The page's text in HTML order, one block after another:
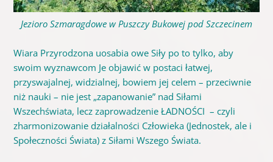
Jezioro Szmaragdowe w Puszczy Bukowej pod Szczecinem
Wiara Przyrodzona uosabia owe Siły po to tylko, aby
swoim wyznawcom Je objawić w postaci łatwej,
przyswajalnej, widzialnej, bowiem jej celem – przeciwnie
niż nauki – nie jest „zapanowanie” nad Siłami
Wszechświata, lecz zaprowadzenie ŁADNOŚCI – czyli
zharmonizowanie działalności Człowieka (Jednostek, ale i
Społeczności Świata) z Siłami Wszego Świata.